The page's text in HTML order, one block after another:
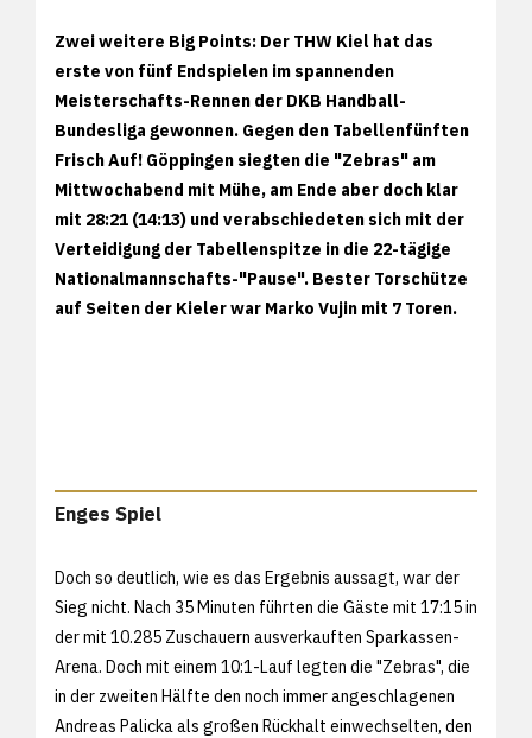
Zwei weitere Big Points: Der THW Kiel hat das
erste von fünf Endspielen im spannenden
Meisterschafts-Rennen der DKB Handball-
Bundesliga gewonnen. Gegen den Tabellenfünften
Frisch Auf! Göppingen siegten die "Zebras" am
Mittwochabend mit Mühe, am Ende aber doch klar
mit 28:21 (14:13) und verabschiedeten sich mit der
Verteidigung der Tabellenspitze in die 22-tägige
Nationalmannschafts-"Pause". Bester Torschütze
auf Seiten der Kieler war Marko Vujin mit 7 Toren.
Enges Spiel
Doch so deutlich, wie es das Ergebnis aussagt, war der
Sieg nicht. Nach 35 Minuten führten die Gäste mit 17:15 in
der mit 10.285 Zuschauern ausverkauften Sparkassen-
Arena. Doch mit einem 10:1-Lauf legten die "Zebras", die
in der zweiten Hälfte den noch immer angeschlagenen
Andreas Palicka als großen Rückhalt einwechselten, den